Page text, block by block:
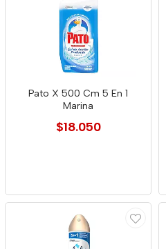
Pato X 500 Cm 5 En 1
Marina
$18.050